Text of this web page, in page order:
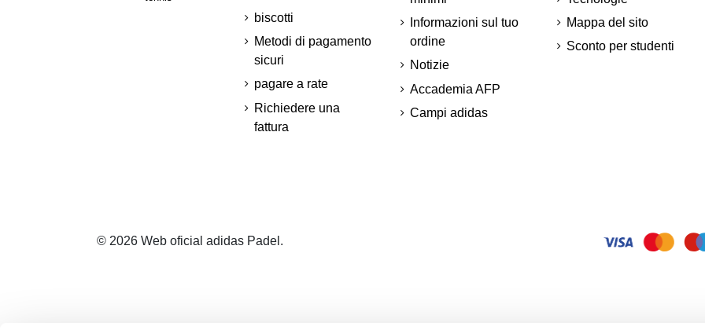
biscotti
Metodi di pagamento
sicuri
pagare a rate
Richiedere una
fattura
Informazioni sul tuo
ordine
Notizie
Accademia AFP
Campi adidas
Mappa del sito
Sconto per studenti
© 2026 Web oficial adidas Padel.